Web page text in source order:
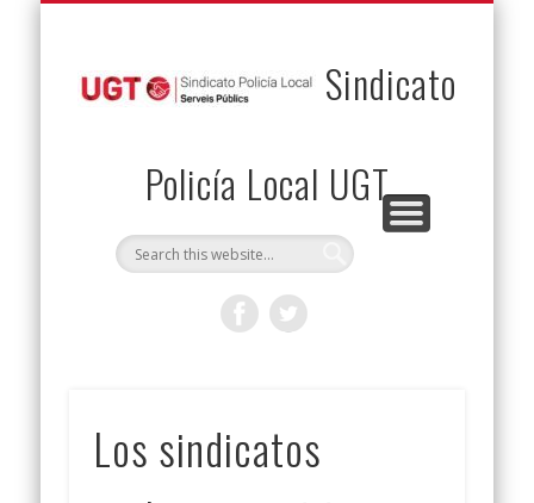
Sindicato
Policía Local UGT
Los sindicatos